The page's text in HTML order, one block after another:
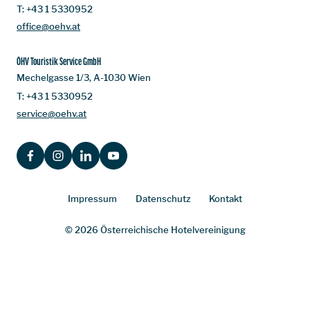
T:+43 1 5330952
office@oehv.at
ÖHV Touristik Service GmbH
Mechelgasse 1/3, A-1030 Wien
T:+43 1 5330952
service@oehv.at
FACEBOOKINSTAGRAMLINKEDINYOUTUBE
Impressum Datenschutz Kontakt
© 2026 Österreichische Hotelvereinigung